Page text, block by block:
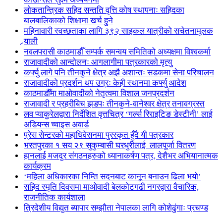
लोकतान्त्रिक सहिद सन्तति वृत्ति कोष स्थापनाः सहिदका
बालबालिकाको शिक्षामा खर्च हुने
महिनावारी स्वच्छताका लागि ३९२ साइकल यात्रीको सचेतनामूलक
र्‍याली
नवलपरासी काठमाडौँ सम्पर्क समन्वय समितिको अध्यक्षमा विश्वकर्मा
राजावादीको आन्दोलनः आगलागीमा पत्रकारको मृत्यु
कर्फ्यु लागे पनि तीनकुने क्षेत्र अझै अशान्तः सडकमा सेना परिचालन
राजावादीको प्रदर्शन थप उग्रः केही स्थानमा कर्फ्यु आदेश
काठमाडौँमा माओवादीको नेतृत्वमा विशाल जनप्रदर्शन
राजावादी र प्रहरीबिच झडपः तीनकुने-वानेश्वर क्षेत्र तनावग्रस्त
लव प्याकुरेलद्वारा निर्देशित वृत्तचित्र ‘गर्ल्स रिराइटिङ डेस्टीनी’ लाई
अडियन्स च्वाइस अवार्ड
प्रेस सेन्टरको महाधिवेसनमा पुरस्कृत हुँदै यी पत्रकार
भरतपुरका १ सय २९ सुकुम्बासी घरधुरीलाई लालपूर्जा वितरण
हानलाई मजदुर संगठनहरुको ध्यानाकर्षण पत्र, देशैभर अभियानात्मक
कार्यक्रम
‘महिला अधिकारका निम्ति सदनबाट कानून बनाउन ढिला भयो’
सहिद स्मृति दिवसमा माओवादी बेलकोटगढी नगरद्वारा वैचारिक,
राजनीतिक कार्यशाला
त्रिदेशीय विद्युत ब्यापार सम्झौता नेपालका लागि कोशेढुंगाः प्रचण्ड